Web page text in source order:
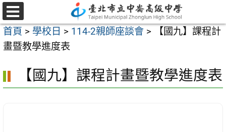
跳
至
主
要
容
選
單
首頁 > 學校日 > 114-2親師座談會 >
【國九】課程計
畫暨教學進度表
【國九】課程計畫暨教學進度表